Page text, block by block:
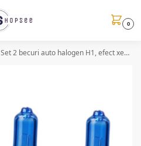
0
Set 2 becuri auto halogen H1, efect xenon, 110W/set, 12V